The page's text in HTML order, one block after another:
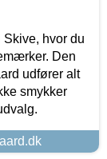
hvor du
Den
udfører alt
smykker